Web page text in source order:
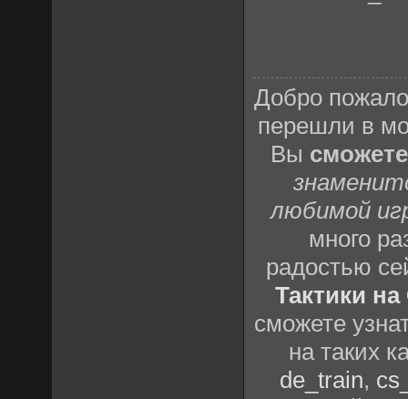
Добро
перешли в
Вы
любимой
много
радостью
Тактики
сможете
на таких
de_train,